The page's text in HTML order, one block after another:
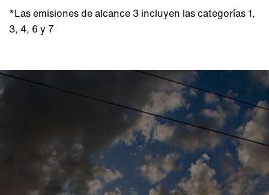
*Las emisiones de alcance 3 incluyen las categorías 1,
3, 4, 6 y 7